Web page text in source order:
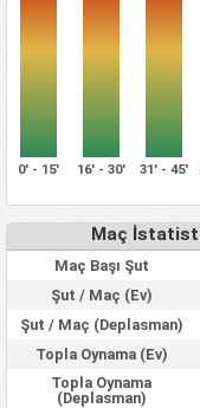
0' - 15' 16' - 30' 31' - 45'
Maç
Maç Başı Şut
Şut / Maç (Ev)
Şut / Maç (Deplasman)
Topla Oynama (Ev)
Topla Oynama
(Deplasman)